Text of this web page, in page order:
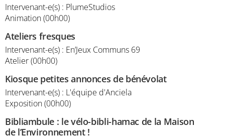
Intervenant-e(s) : PlumeStudios
Animation (00h00)
Ateliers fresques
Intervenant-e(s) : En’Jeux Communs 69
Atelier (00h00)
Kiosque petites annonces de bénévolat
Intervenant-e(s) : L'équipe d'Anciela
Exposition (00h00)
Bibliambule : le vélo-bibli-hamac de la Maison
de l’Environnement !